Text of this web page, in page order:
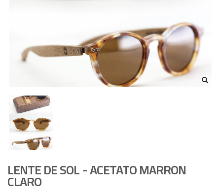
LENTE DE SOL - ACETATO MARRON
CLARO